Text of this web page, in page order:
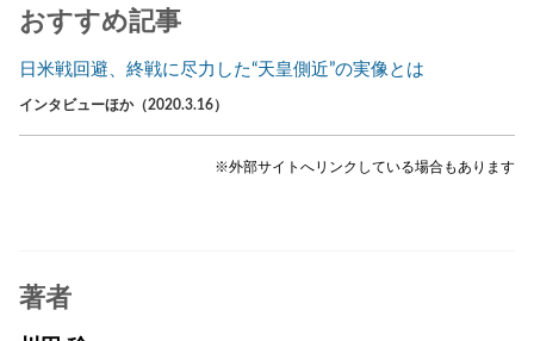
おすすめ記事
日米戦回避、終戦に尽力した“天皇側近”の実像とは
インタビューほか（2020.3.16）
※外部サイトへリンクしている場合もあります
著者